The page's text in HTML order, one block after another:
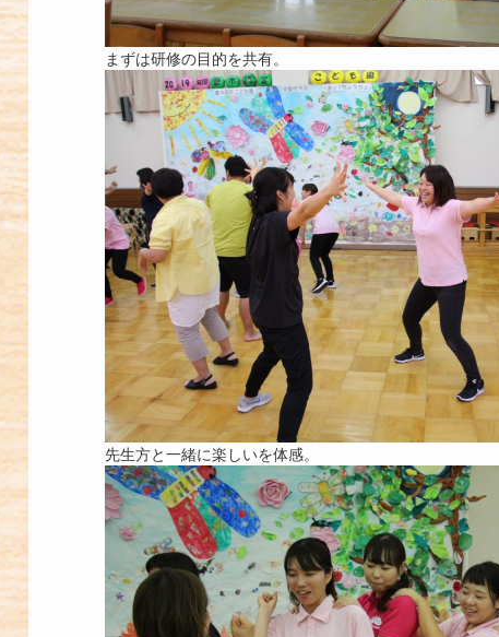
まずは研修の目的を共有。
先生方と一緒に楽しいを体感。